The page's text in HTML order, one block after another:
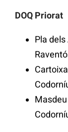
DOQ Priorat
Pla